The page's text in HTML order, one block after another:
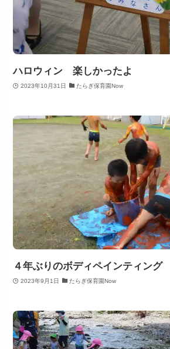
ハロウィン 楽しかったよ
2023年10月31日 たらぎ保育園Now
４年ぶりのボディペインティング
2023年9月1日 たらぎ保育園Now